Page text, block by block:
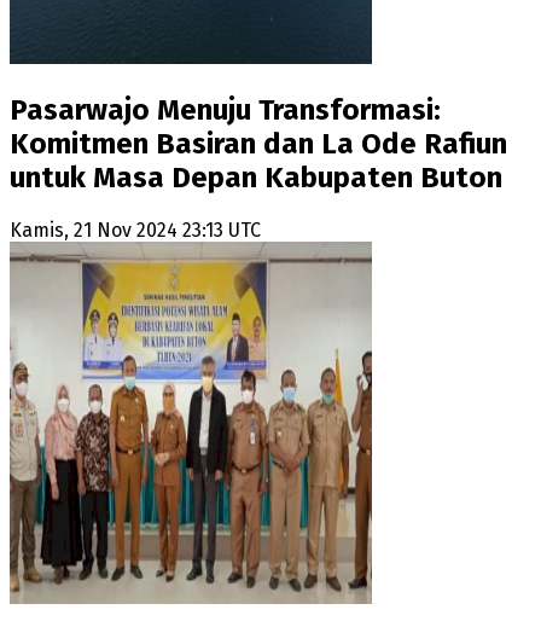
Pasarwajo Menuju Transformasi:
Komitmen Basiran dan La Ode Rafiun
untuk Masa Depan Kabupaten Buton
Kamis, 21 Nov 2024 23:13 UTC